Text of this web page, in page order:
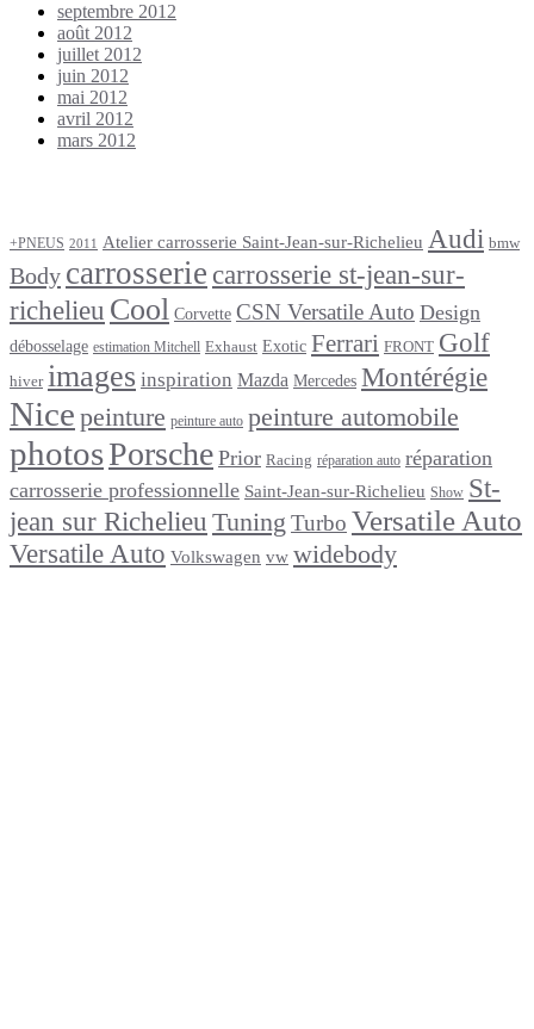
septembre 2012
août 2012
juillet 2012
juin 2012
mai 2012
avril 2012
mars 2012
+PNEUS 2011 Atelier carrosserie Saint-Jean-sur-Richelieu Audi bmw
Body carrosserie carrosserie st-jean-sur-
richelieu Cool Corvette CSN Versatile Auto Design
débosselage estimation Mitchell Exhaust Exotic Ferrari FRONT Golf
hiver images inspiration Mazda Mercedes Montérégie
Nice peinture peinture auto peinture automobile
photosPorsche Prior Racing réparation auto réparation
carrosserie professionnelle Saint-Jean-sur-Richelieu Show St-
jean sur Richelieu Tuning Turbo Versatile Auto
Versatile Auto Volkswagen vw widebody